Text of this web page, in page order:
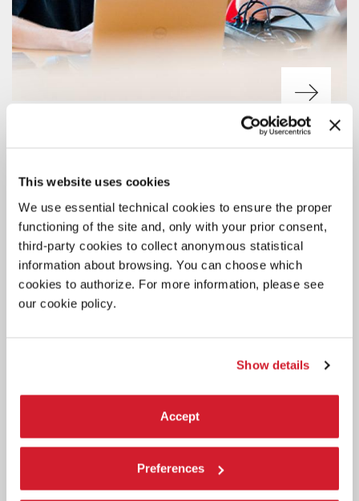
This website uses cookies
We use essential technical cookies to ensure the proper
functioning of the site and, only with your prior consent,
third-party cookies to collect anonymous statistical
information about browsing. You can choose which
cookies to authorize. For more information, please see
our cookie policy.
Show details
Accept
Preferences
SCRIVERE IN RESIDENZA 2026
I nuovi bandi per giovani laureate/i under 30 di tutto il mondo. Invio
candidature entro il 28 agosto (bando Scrivere di Musica).